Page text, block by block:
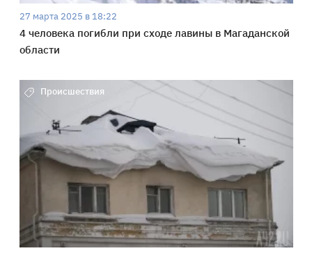
27 марта 2025 в 18:22
4 человека погибли при сходе лавины в Магаданской
области
Происшествия